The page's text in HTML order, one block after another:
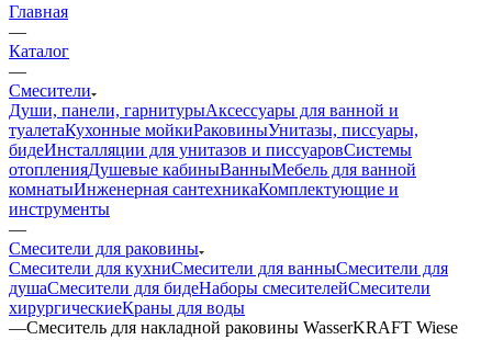
Главная
—
Каталог
—
Смесители
Души, панели, гарнитурыАксессуары для ванной и
туалетаКухонные мойкиРаковиныУнитазы, писсуары,
бидеИнсталляции для унитазов и писсуаровСистемы
отопленияДушевые кабиныВанныМебель для ванной
комнатыИнженерная сантехникаКомплектующие и
инструменты
—
Смесители для раковины
Смесители для кухниСмесители для ванныСмесители для
душаСмесители для бидеНаборы смесителейСмесители
хирургическиеКраны для воды
—Смеситель для накладной раковины WasserKRAFT Wiese